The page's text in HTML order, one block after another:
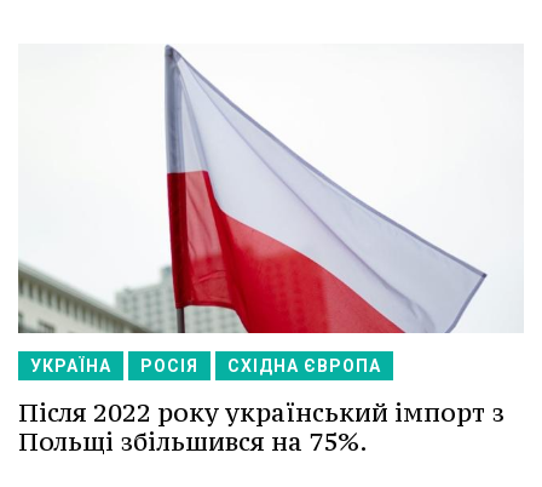
УКРАЇНА РОСІЯ СХІДНА ЄВРОПА
Після 2022 року український імпорт з
Польщі збільшився на 75%.